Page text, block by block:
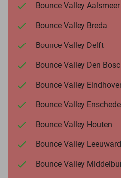
Bounce Valley Aalsmeer
Bounce Valley Breda
Bounce Valley Delft
Bounce Valley Den
Bounce Valley
Bounce Valley Enschede
Bounce Valley Houten
Bounce Valley
Bounce Valley